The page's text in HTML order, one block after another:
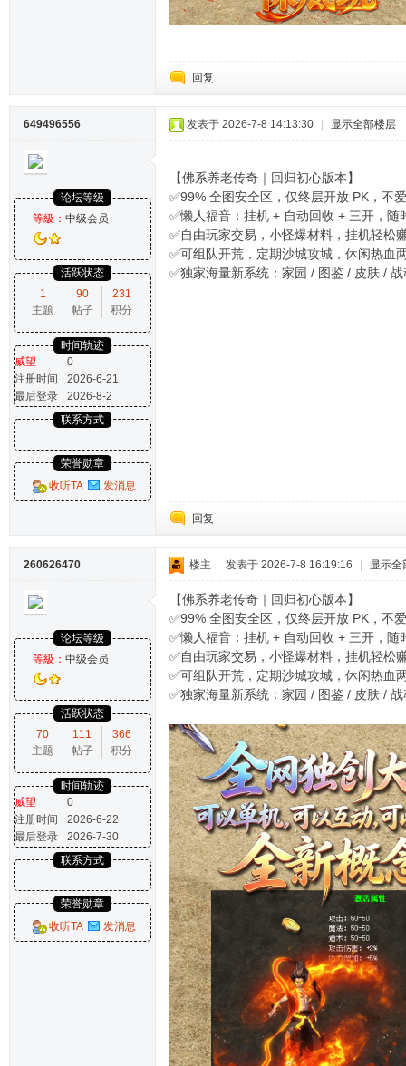
回复
649496556
论坛等级
等級： 中级会员
活跃状态
1
主题
90
帖子
231
积分
时间轨迹
威望
0
注册时间
2026-6-21
最后登录
2026-8-2
联系方式
荣誉勋章
收听TA
发消息
发表于 2026-7-8 14:13:30 显示全部楼层
【佛系养老传奇｜回归初心版本】
✅99% 全图安全区，仅终层开放 PK，不
✅懒人福音：挂机 + 自动回收 + 三开，随
✅自由玩家交易，小怪爆材料，挂机轻松
✅可组队开荒，定期沙城攻城，休闲热血
✅独家海量新系统：家园 / 图鉴 / 皮肤 /
回复
260626470
论坛等级
等級： 中级会员
活跃状态
70
主题
111
帖子
366
积分
时间轨迹
威望
0
注册时间
2026-6-22
最后登录
2026-7-30
联系方式
荣誉勋章
收听TA
发消息
楼主 发表于 2026-7-8 16:19:16 显示全
【佛系养老传奇｜回归初心版本】
✅99% 全图安全区，仅终层开放 PK，不
✅懒人福音：挂机 + 自动回收 + 三开，随
✅自由玩家交易，小怪爆材料，挂机轻松
✅可组队开荒，定期沙城攻城，休闲热血
✅独家海量新系统：家园 / 图鉴 / 皮肤 /